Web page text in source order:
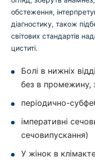
обстеження,
діагностику, також
світових стандартів
циститі.
Болі в нижніх
без в промежину,
періодично-
імперативні
сечовипускання)
У жінок в